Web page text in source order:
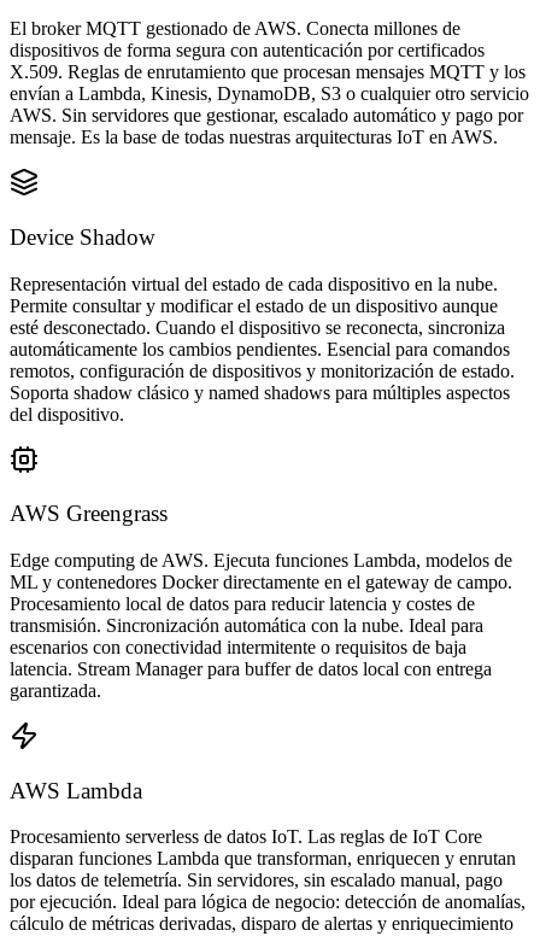
El broker MQTT gestionado de AWS. Conecta millones de
dispositivos de forma segura con autenticación por certificados
X.509. Reglas de enrutamiento que procesan mensajes MQTT y los
envían a Lambda, Kinesis, DynamoDB, S3 o cualquier otro servicio
AWS. Sin servidores que gestionar, escalado automático y pago por
mensaje. Es la base de todas nuestras arquitecturas IoT en AWS.
Device Shadow
Representación virtual del estado de cada dispositivo en la nube.
Permite consultar y modificar el estado de un dispositivo aunque
esté desconectado. Cuando el dispositivo se reconecta, sincroniza
automáticamente los cambios pendientes. Esencial para comandos
remotos, configuración de dispositivos y monitorización de estado.
Soporta shadow clásico y named shadows para múltiples aspectos
del dispositivo.
AWS Greengrass
Edge computing de AWS. Ejecuta funciones Lambda, modelos de
ML y contenedores Docker directamente en el gateway de campo.
Procesamiento local de datos para reducir latencia y costes de
transmisión. Sincronización automática con la nube. Ideal para
escenarios con conectividad intermitente o requisitos de baja
latencia. Stream Manager para buffer de datos local con entrega
garantizada.
AWS Lambda
Procesamiento serverless de datos IoT. Las reglas de IoT Core
disparan funciones Lambda que transforman, enriquecen y enrutan
los datos de telemetría. Sin servidores, sin escalado manual, pago
por ejecución. Ideal para lógica de negocio: detección de anomalías,
cálculo de métricas derivadas, disparo de alertas y enriquecimiento